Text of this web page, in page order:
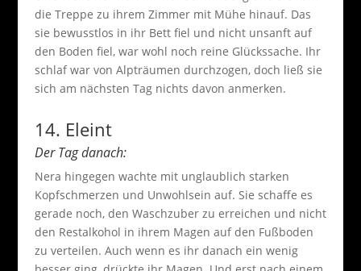
die Treppe zu ihrem Zimmer mit Mühe hinauf. Das
sie bewusstlos in ihr Bett fiel und nicht unsanft auf
den Boden fiel, war wohl noch reine Glückssache. Ihr
schlaf war von Alpträumen durchzogen, doch ließ sie
sich am nächsten Tag nichts davon anmerken.
14. Eleint
Der Tag danach:
Nera hingegen wachte mit unglaublich starken
Kopfschmerzen und Unwohlsein auf. Sie schaffe es
gerade noch, den Waschzuber zu erreichen und nicht
den Restalkohol in ihrem Magen auf den Fußboden
zu verteilen. Auch wenn es ihr danach ein wenig